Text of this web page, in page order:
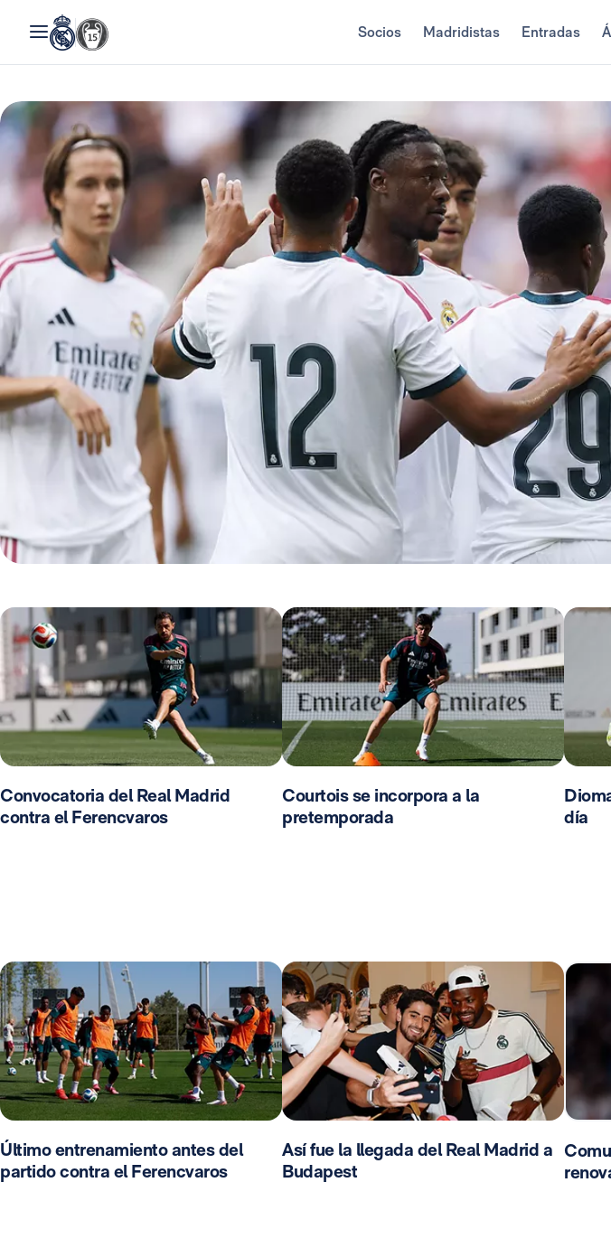
Socios Madridistas Entradas
Convocatoria del Real Madrid
contra el Ferencvaros
Courtois se incorpora a la
pretemporada
día
Último entrenamiento antes del
partido contra el Ferencvaros
Así fue la llegada del Real Madrid a
Budapest